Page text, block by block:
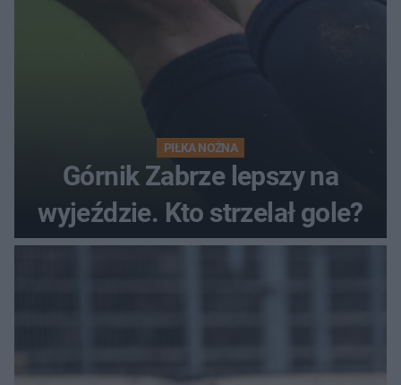
PIŁKA NOŻNA
Górnik Zabrze lepszy na
wyjeździe. Kto strzelał gole?